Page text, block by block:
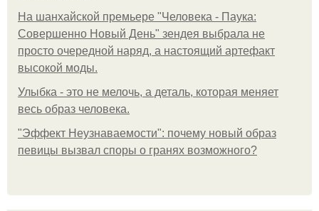
На шанхайской премьере "Человека - Паука:
Совершенно Новый День" зендея выбрала не
просто очередной наряд, а настоящий артефакт
высокой моды.
Улыбка - это не мелочь, а деталь, которая меняет
весь образ человека.
"Эффект Неузнаваемости": почему новый образ
певицы вызвал споры о гранях возможного?